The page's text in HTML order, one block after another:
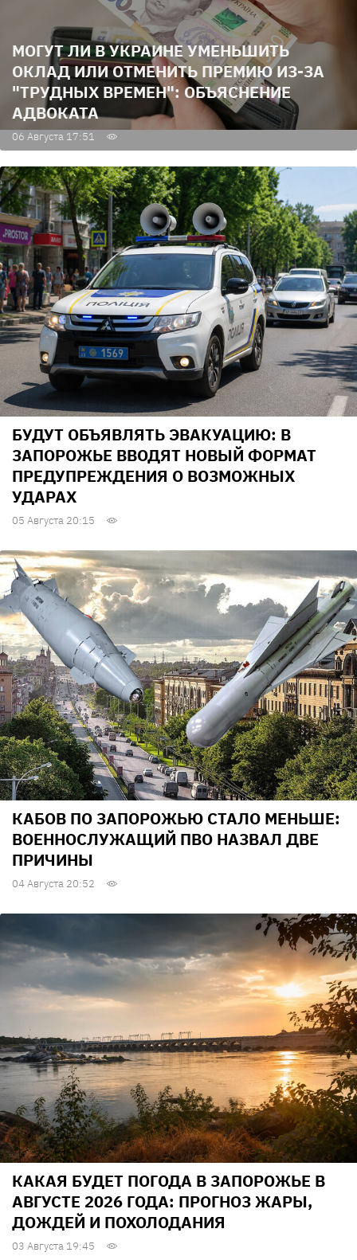
МОГУТ ЛИ В УКРАИНЕ УМЕНЬШИТЬ
ОКЛАД ИЛИ ОТМЕНИТЬ ПРЕМИЮ ИЗ-ЗА
"ТРУДНЫХ ВРЕМЕН": ОБЪЯСНЕНИЕ
АДВОКАТА
06 Августа 17:51
БУДУТ ОБЪЯВЛЯТЬ ЭВАКУАЦИЮ: В
ЗАПОРОЖЬЕ ВВОДЯТ НОВЫЙ ФОРМАТ
ПРЕДУПРЕЖДЕНИЯ О ВОЗМОЖНЫХ
УДАРАХ
05 Августа 20:15
КАБОВ ПО ЗАПОРОЖЬЮ СТАЛО МЕНЬШЕ:
ВОЕННОСЛУЖАЩИЙ ПВО НАЗВАЛ ДВЕ
ПРИЧИНЫ
04 Августа 20:52
КАКАЯ БУДЕТ ПОГОДА В ЗАПОРОЖЬЕ В
АВГУСТЕ 2026 ГОДА: ПРОГНОЗ ЖАРЫ,
ДОЖДЕЙ И ПОХОЛОДАНИЯ
03 Августа 19:45